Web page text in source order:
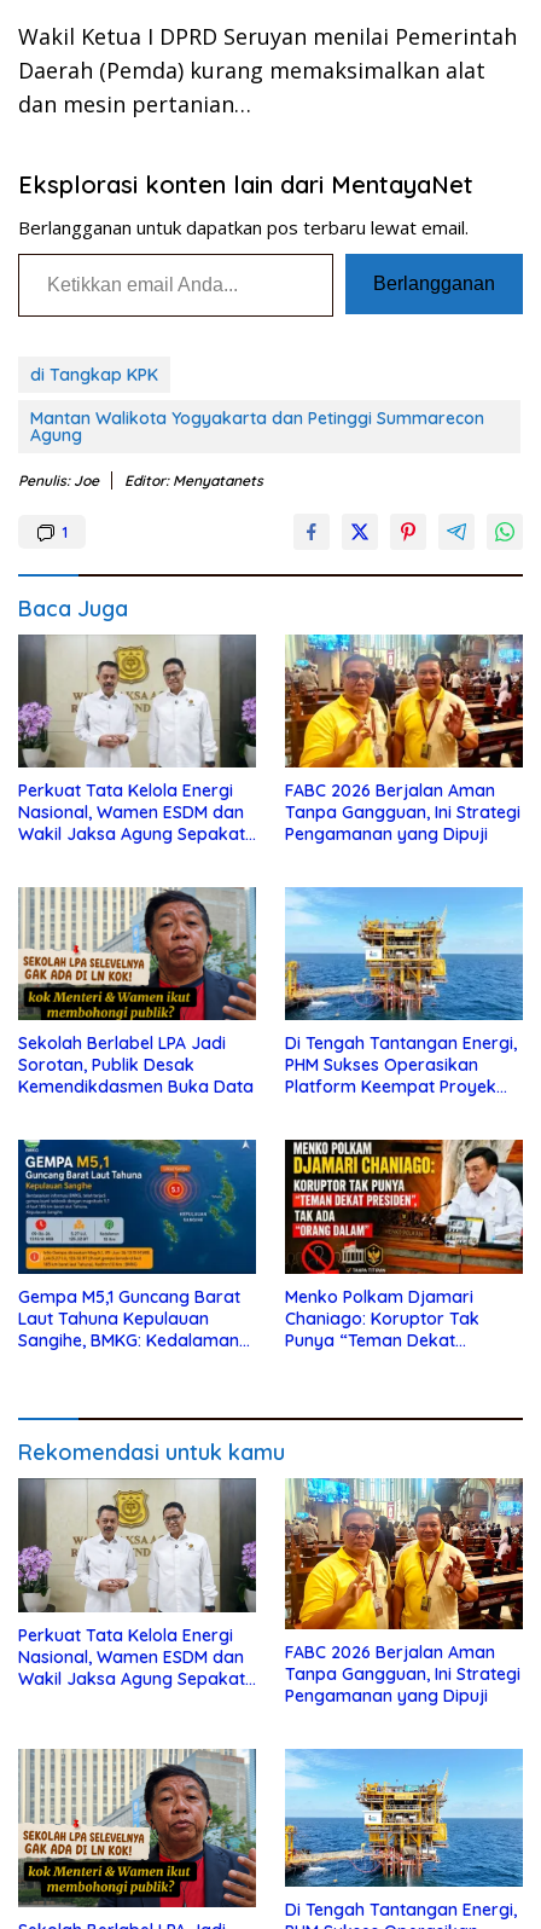
Wakil Ketua I DPRD Seruyan menilai Pemerintah
Daerah (Pemda) kurang memaksimalkan alat
dan mesin pertanian…
Eksplorasi konten lain dari MentayaNet
Berlangganan untuk dapatkan pos terbaru lewat email.
Ketikkan email Anda...
Berlangganan
di Tangkap KPK
Mantan Walikota Yogyakarta dan Petinggi Summarecon
Agung
Penulis: Joe Editor: Menyatanets
1
Baca Juga
Perkuat Tata Kelola Energi
Nasional, Wamen ESDM dan
Wakil Jaksa Agung Sepakat
FABC 2026 Berjalan Aman
Tanpa Gangguan, Ini Strategi
Pengamanan yang Dipuji
Sekolah Berlabel LPA Jadi
Sorotan, Publik Desak
Kemendikdasmen Buka Data
Di Tengah Tantangan Energi,
PHM Sukses Operasikan
Platform Keempat Proyek
Gempa M5,1 Guncang Barat
Laut Tahuna Kepulauan
Sangihe, BMKG: Kedalaman
Menko Polkam Djamari
Chaniago: Koruptor Tak
Punya “Teman Dekat
Rekomendasi untuk kamu
Perkuat Tata Kelola Energi
Nasional, Wamen ESDM dan
Wakil Jaksa Agung Sepakat
FABC 2026 Berjalan Aman
Tanpa Gangguan, Ini Strategi
Pengamanan yang Dipuji
Di Tengah Tantangan Energi,